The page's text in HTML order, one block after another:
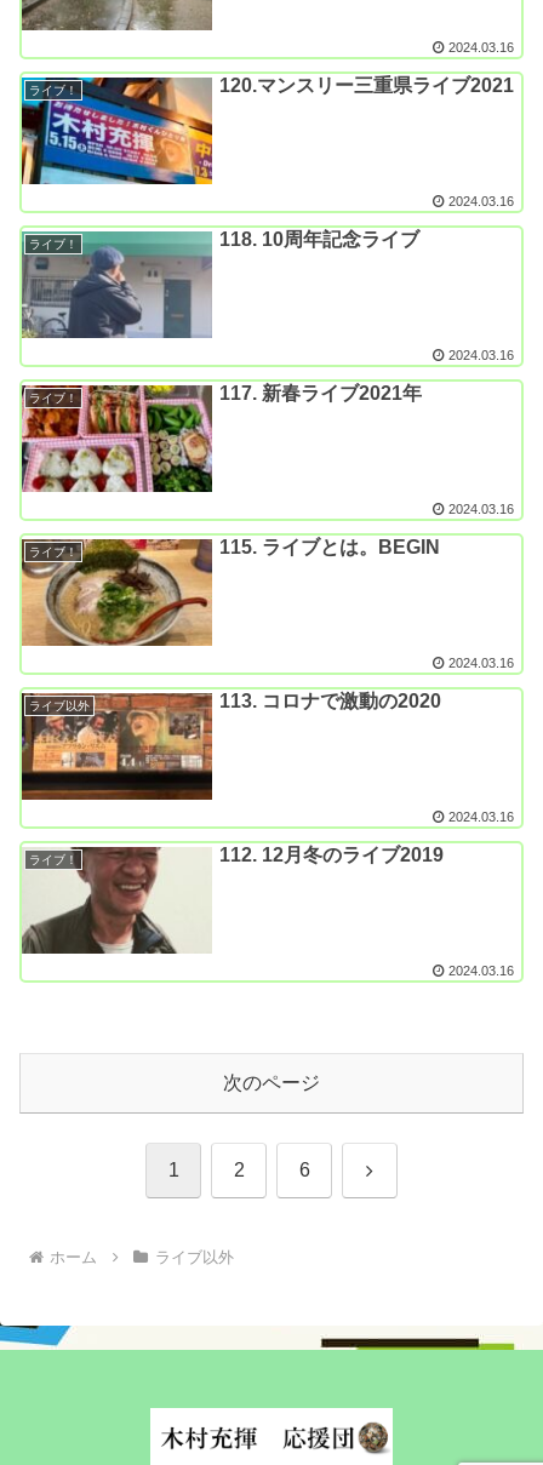
2024.03.16
ライブ！ 120.マンスリー三重県ライブ2021
2024.03.16
ライブ！ 118. 10周年記念ライブ
2024.03.16
ライブ！ 117. 新春ライブ2021年
2024.03.16
ライブ！ 115. ライブとは。BEGIN
2024.03.16
ライブ以外 113. コロナで激動の2020
2024.03.16
ライブ！ 112. 12月冬のライブ2019
2024.03.16
次のページ
1 2 6 次
ホーム ライブ以外